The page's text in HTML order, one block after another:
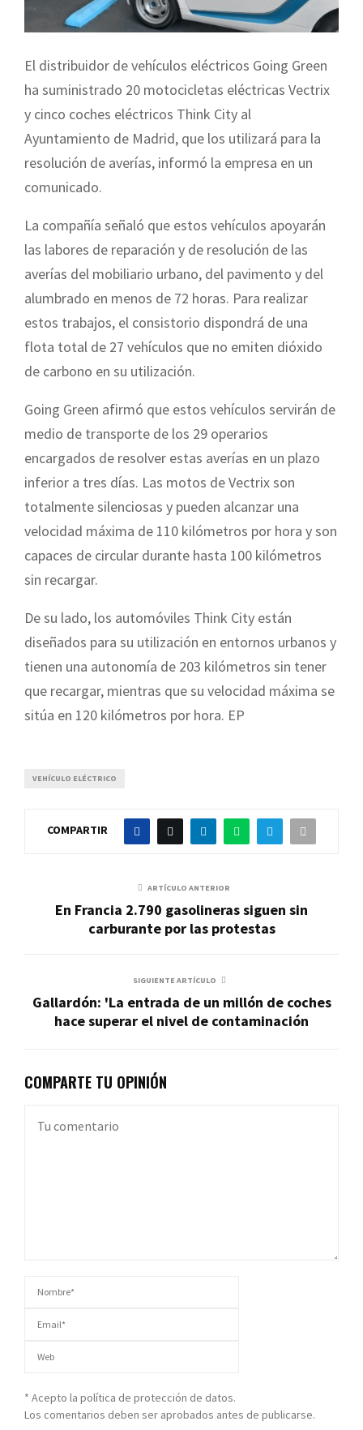
El distribuidor de vehículos eléctricos Going Green
ha suministrado 20 motocicletas eléctricas Vectrix
y cinco coches eléctricos Think City al
Ayuntamiento de Madrid, que los utilizará para la
resolución de averías, informó la empresa en un
comunicado.
La compañía señaló que estos vehículos apoyarán
las labores de reparación y de resolución de las
averías del mobiliario urbano, del pavimento y del
alumbrado en menos de 72 horas. Para realizar
estos trabajos, el consistorio dispondrá de una
flota total de 27 vehículos que no emiten dióxido
de carbono en su utilización.
Going Green afirmó que estos vehículos servirán de
medio de transporte de los 29 operarios
encargados de resolver estas averías en un plazo
inferior a tres días. Las motos de Vectrix son
totalmente silenciosas y pueden alcanzar una
velocidad máxima de 110 kilómetros por hora y son
capaces de circular durante hasta 100 kilómetros
sin recargar.
De su lado, los automóviles Think City están
diseñados para su utilización en entornos urbanos y
tienen una autonomía de 203 kilómetros sin tener
que recargar, mientras que su velocidad máxima se
sitúa en 120 kilómetros por hora. EP
VEHÍCULO ELÉCTRICO
COMPARTIR
ARTÍCULO ANTERIOR
En Francia 2.790 gasolineras siguen sin
carburante por las protestas
SIGUIENTE ARTÍCULO
Gallardón: 'La entrada de un millón de coches
hace superar el nivel de contaminación
COMPARTE TU OPINIÓN
* Acepto la política de protección de datos.
Los comentarios deben ser aprobados antes de publicarse.